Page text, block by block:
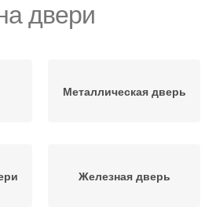
двери
Металлическая дверь
Железная дверь